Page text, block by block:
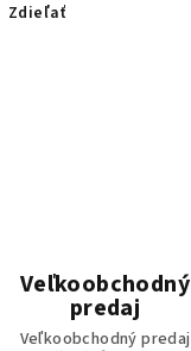
Zdieľať
Veľkoobchodný
predaj
Veľkoobchodný predaj